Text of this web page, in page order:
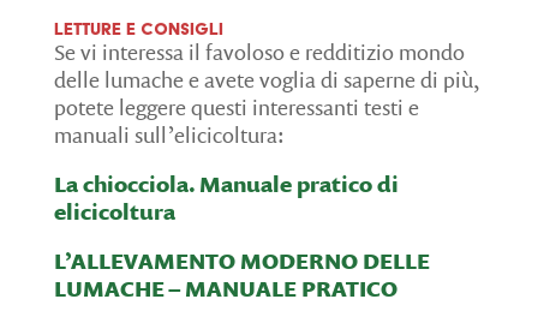
Letture e consigli
Se vi interessa il favoloso e redditizio mondo
delle lumache e avete voglia di saperne di più,
potete leggere questi interessanti testi e
manuali sull’elicicoltura:
La chiocciola. Manuale pratico di
elicicoltura
L’ALLEVAMENTO MODERNO DELLE
LUMACHE – MANUALE PRATICO